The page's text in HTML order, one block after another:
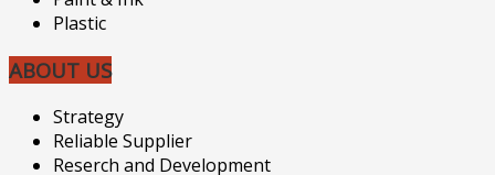
Plastic
ABOUT US
Strategy
Reliable Supplier
Reserch and Development